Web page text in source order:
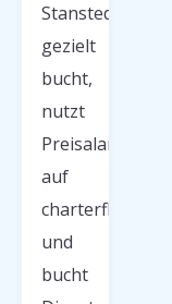
Stansted
gezielt
bucht,
nutzt
Preisalarme
auf
charterfluege.net
und
bucht